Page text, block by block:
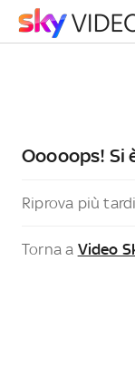
Ooooops! Si
Riprova più tardi
Torna a Video